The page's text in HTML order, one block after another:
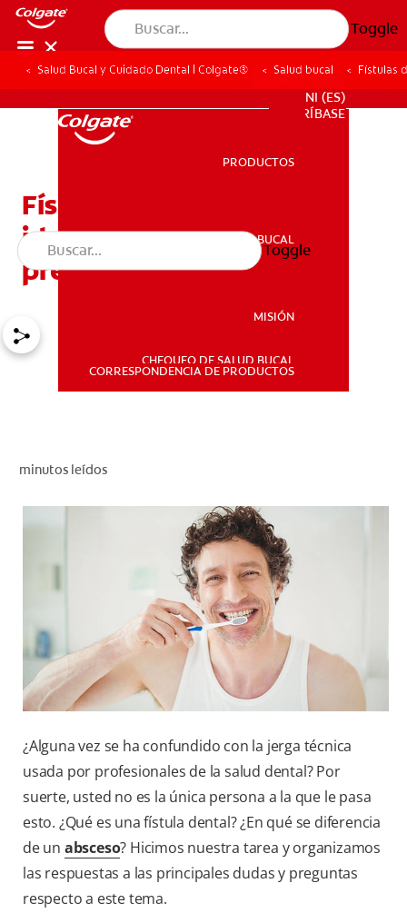
Toggle
SALUD BUCAL
NI (ES)
SUSCRÍBASE
PRODUCTOS
SALUD BUCAL
MISIÓN
CHEQUEO DE SALUD BUCAL
CORRESPONDENCIA DE PRODUCTOS
Toggle
Salud Bucal y Cuidado Dental | Colgate® Salud bucal Fístulas
Fístulas dentales: Cómo
identificarlas, tratarlas y
prevenirlas
minutos leídos
¿Alguna vez se ha confundido con la jerga técnica
usada por profesionales de la salud dental? Por
suerte, usted no es la única persona a la que le pasa
esto. ¿Qué es una fístula dental? ¿En qué se diferencia
de un absceso? Hicimos nuestra tarea y organizamos
las respuestas a las principales dudas y preguntas
respecto a este tema.